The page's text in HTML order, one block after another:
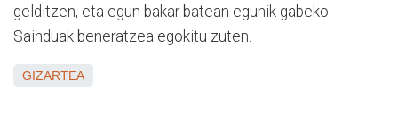
gelditzen, eta egun bakar batean egunik gabeko
Sainduak beneratzea egokitu zuten.
GIZARTEA